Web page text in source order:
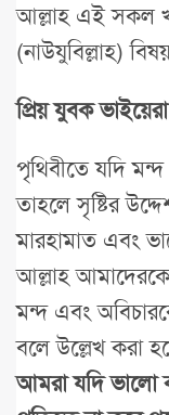
আল্লাহ এই সকল
(নাউযুবিল্লাহ)
প্রিয় যুবক
পৃথিবীতে যদি
তাহলে সৃষ্টির
মারহামাত এবং
আল্লাহ
মন্দ এবং
বলে উল্লেখ করা
আমরা যদি ভালো